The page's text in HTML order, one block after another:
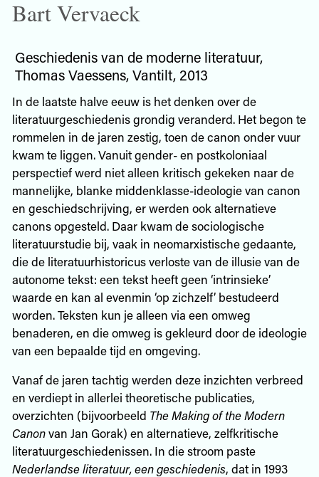
Bart Vervaeck
Geschiedenis van de moderne literatuur,
Thomas Vaessens, Vantilt, 2013
In de laatste halve eeuw is het denken over de
literatuurgeschiedenis grondig veranderd. Het begon te
rommelen in de jaren zestig, toen de canon onder vuur
kwam te liggen. Vanuit gender- en postkoloniaal
perspectief werd niet alleen kritisch gekeken naar de
mannelijke, blanke middenklasse-ideologie van canon
en geschiedschrijving, er werden ook alternatieve
canons opgesteld. Daar kwam de sociologische
literatuurstudie bij, vaak in neomarxistische gedaante,
die de literatuurhistoricus verloste van de illusie van de
autonome tekst: een tekst heeft geen ‘intrinsieke’
waarde en kan al evenmin ‘op zichzelf’ bestudeerd
worden. Teksten kun je alleen via een omweg
benaderen, en die omweg is gekleurd door de ideologie
van een bepaalde tijd en omgeving.
Vanaf de jaren tachtig werden deze inzichten verbreed
en verdiept in allerlei theoretische publicaties,
overzichten (bijvoorbeeld The Making of the Modern
Canonvan Jan Gorak) en alternatieve, zelfkritische
literatuurgeschiedenissen. In die stroom paste
Nederlandse literatuur, een geschiedenis, dat in 1993